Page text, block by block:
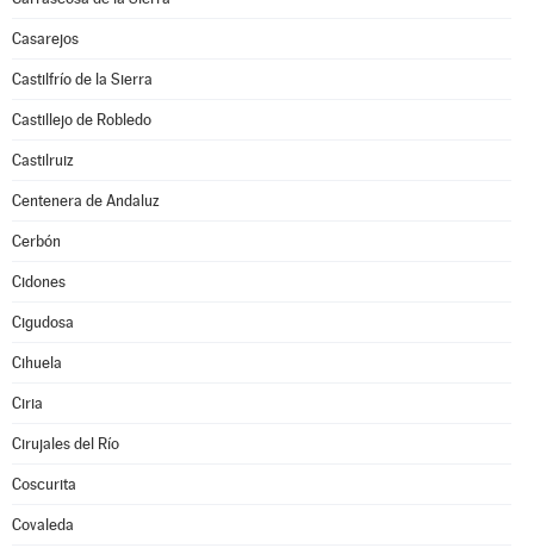
Casarejos
Castilfrío de la Sierra
Castillejo de Robledo
Castilruiz
Centenera de Andaluz
Cerbón
Cidones
Cigudosa
Cihuela
Ciria
Cirujales del Río
Coscurita
Covaleda